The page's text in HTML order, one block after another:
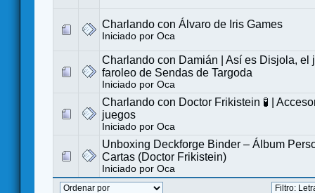
Charlando con Álvaro de Iris Games
Iniciado por Oca
Charlando con Damián | Así es Disjola, el
faroleo de Sendas de Targoda
Iniciado por Oca
Charlando con Doctor Frikistein 🧪 |
juegos
Iniciado por Oca
Unboxing Deckforge Binder – Álbum
Cartas (Doctor Frikistein)
Iniciado por Oca